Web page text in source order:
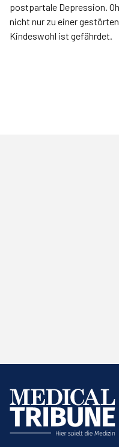
postpartale Depression.
nicht nur zu einer
Kindeswohl ist gefährdet.